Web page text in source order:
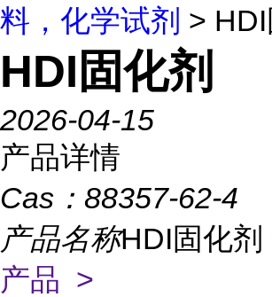
料，化学试剂 >
HDI固化剂
2026-04-15
产品详情
Cas： 88357-62-4
产品名称HDI固化剂
产品 >